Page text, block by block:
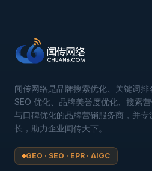
闻传网络是品牌搜索优化、关键词
SEO 优化、品牌美誉度优化、搜索
与口碑优化的品牌营销服务商，并
长，助力企业闻传天下。
GEO · SEO · EPR · AIGC